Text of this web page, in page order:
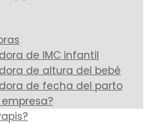
de IMC infantil
de altura del bebé
de fecha del parto
empresa?